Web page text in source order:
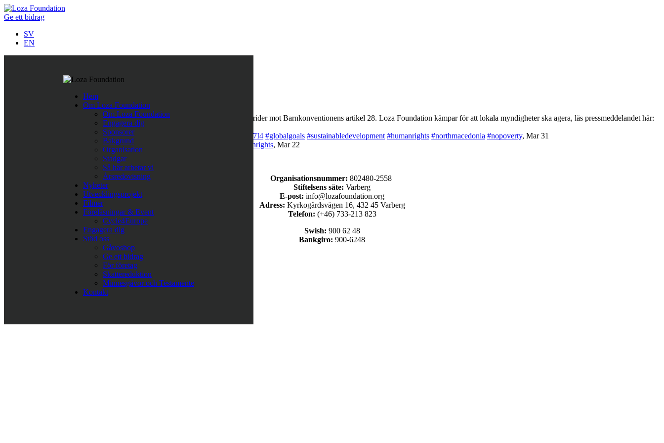
Ge ett bidrag
SV
EN
Hem
Om Loza Foundation
Om Loza Foundation
Engagera dig
Sponsorer
Bakgrund
Organisation
Stadgar
Så här arbetar vi
Årsredovisning
Nyheter
Utvecklingsprojekt
Filmer
Föreläsningar & Event
Cycle4Europe
Engagera dig
Stöd oss
Gåvoshop
Ge ett bidrag
För företag
Skattereduktion
Minnesgåvor och Testamente
Kontakt
Följ oss på Twitter
Rättshaveri att papperslösa barn i Nordmakedonien nekas skolgång, det strider mot Barnkonventionens artikel 28. Loza Foundation kämpar för att lokala myndigheter ska agera, läs pressmeddelandet här:
https://t.co/ykvv8RhnqJ
https://t.co/fBWwTAVOh9
Företagssamarbete för minskad fattigdom i Europa.
https://t.co/LQegOKg7I4 #globalgoals #sustainabledevelopment #humanrights #northmacedonia #nopoverty, Mar 31
När människor får det bättrehttps://t.co/TegpmZdcSC #humanrights, Mar 22
Organisationsnummer: 802480-2558
Stiftelsens säte: Varberg
E-post: info@lozafoundation.org
Adress: Kyrkogårdsvägen 16, 432 45 Varberg
Telefon: (+46) 733-213 823
Swish: 900 62 48
Bankgiro: 900-6248